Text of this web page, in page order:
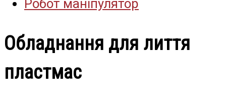
Робот маніпулятор
Обладнання для лиття
пластмас